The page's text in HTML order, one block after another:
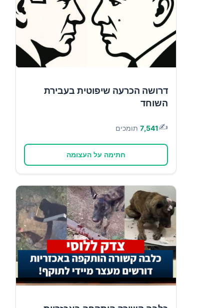
דרושה הכרעה שיפוטית בעבירת
השוחד
✍️
7,541 תומכים
חתימה על העצומה